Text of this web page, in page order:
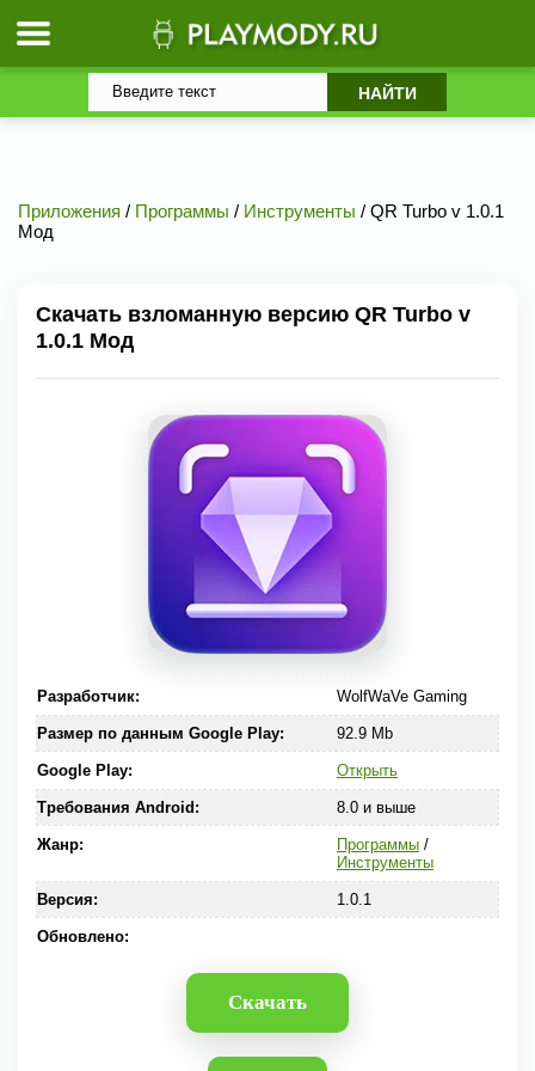
Приложения / Программы / Инструменты / QR Turbo v 1.0.1
Мод
Скачать взломанную версию QR Turbo v
1.0.1 Мод
Разработчик: WolfWaVe Gaming
Размер по данным Google Play: 92.9 Mb
Google Play: Открыть
Требования Android: 8.0 и выше
Жанр: Программы/
Инструменты
Версия: 1.0.1
Обновлено:
Скачать